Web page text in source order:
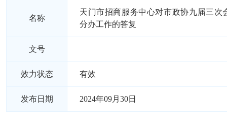
名称
天门市招商服务中心对市政协九届三次
分办工作的答复
文号
效力状态 有效
发布日期 2024年09月30日